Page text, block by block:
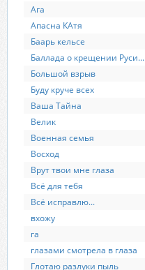
Ага
Апасна КАтя
Баарь кельсе
Баллада о крещении Руси...
Большой взрыв
Буду круче всех
Ваша Тайна
Велик
Военная семья
Восход
Врут твои мне глаза
Всё для тебя
Всё исправлю...
вхожу
га
глазами смотрела в глаза
Глотаю разлуки пыль